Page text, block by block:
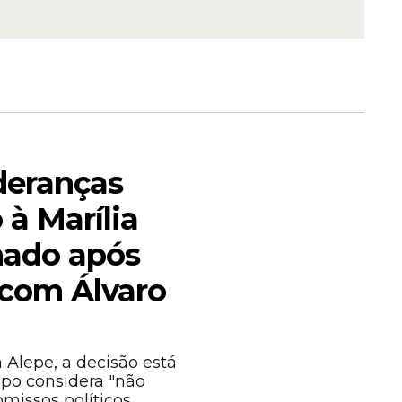
levar
Marília
após
Álvaro
a decisão está
considera "não